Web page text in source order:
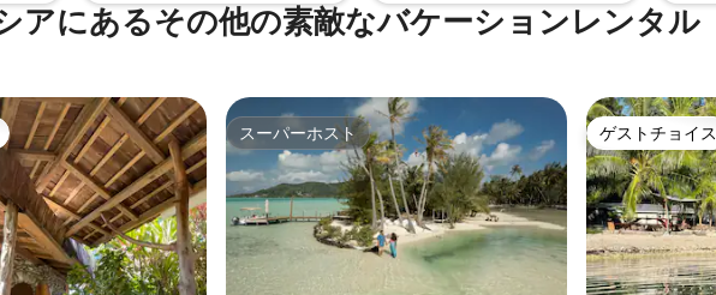
アにあるその他の素敵なバケーションレンタル
スーパーホスト
スーパーホスト ゲストチョイス
ゲストチョイス